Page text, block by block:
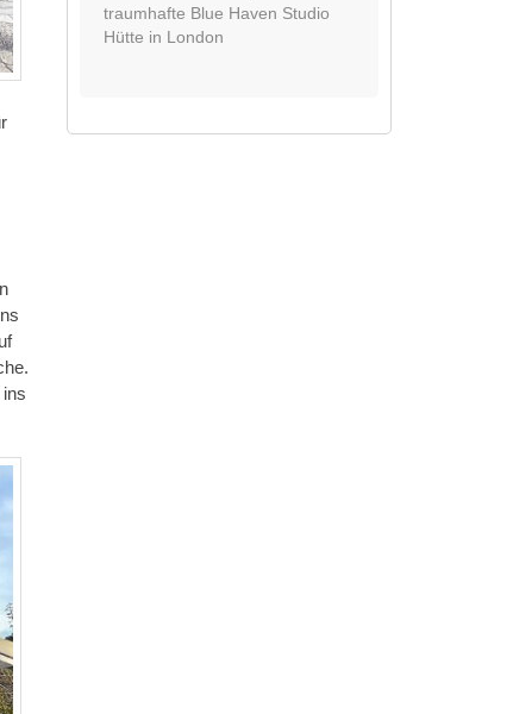
traumhafte Blue Haven Studio
Hütte in London